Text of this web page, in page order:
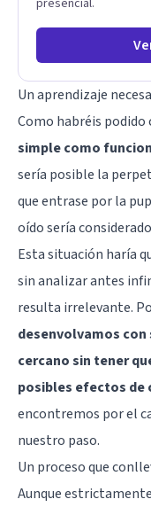
Un aprendizaje
Como habréis podido
simple como
sería posible la
que entrase por la
oído sería
Esta situación haría
sin analizar antes
resulta irrelevante.
desenvolvamos
cercano sin tener
posibles efectos de
encontremos por el
nuestro paso.
Un proceso que
Aunque